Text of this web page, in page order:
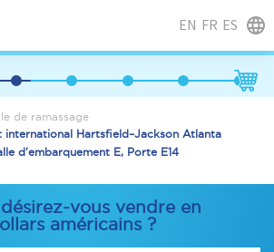
EN FR ES
de ramassage
international Hartsfield–Jackson Atlanta
d'embarquement E, Porte E14
vous vendre en
américains ?